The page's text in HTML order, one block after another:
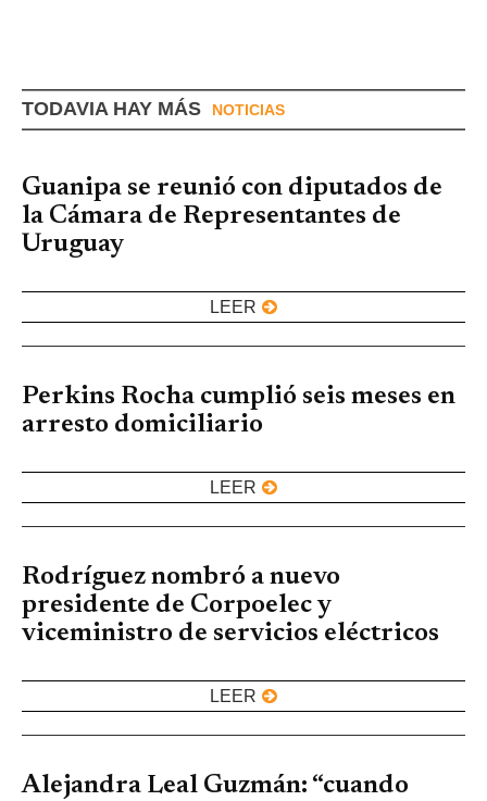
TODAVIA HAY MÁS NOTICIAS
Guanipa se reunió con diputados de
la Cámara de Representantes de
Uruguay
LEER
Perkins Rocha cumplió seis meses en
arresto domiciliario
LEER
Rodríguez nombró a nuevo
presidente de Corpoelec y
viceministro de servicios eléctricos
LEER
Alejandra Leal Guzmán: “cuando